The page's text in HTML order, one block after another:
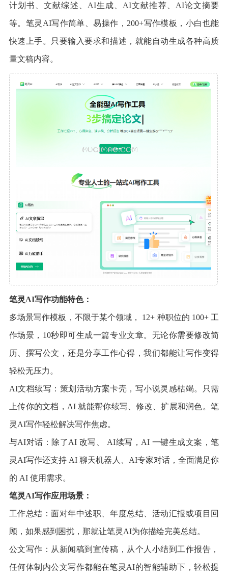
计划书、文献综述、AI生成、AI文献推荐、AI论文摘要
等。笔灵AI写作简单、易操作，200+写作模板，小白也能
快速上手。只要输入要求和描述，就能自动生成各种高质
量文稿内容。
笔灵AI写作功能特色：
多场景写作模板，不限于某个领域， 12+ 种职位的 100+ 工
作场景，10秒即可生成一篇专业文章。无论你需要修改简
历、撰写公文，还是分享工作心得，我们都能让写作变得
轻松无压力。
AI文档续写：策划活动方案卡壳，写小说灵感枯竭。只需
上传你的文档，AI 就能帮你续写、修改、扩展和润色。笔
灵AI写作轻松解决写作焦虑。
与AI对话：除了AI 改写、 AI续写，AI 一键生成文案，笔
灵AI写作还支持 AI 聊天机器人、AI专家对话，全面满足你
的 AI 使用需求。
笔灵AI写作应用场景：
工作总结：面对年中述职、年度总结、活动汇报或项目回
顾，如果感到困扰，那就让笔灵AI为你描绘完美总结。
公文写作：从新闻稿到宣传稿，从个人小结到工作报告，
任何体制内公文写作都能在笔灵AI的智能辅助下，轻松提